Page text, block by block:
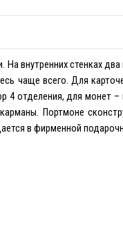
внутренних стенках
чаще всего. Для
отделения, для монет –
Портмоне
в фирменной